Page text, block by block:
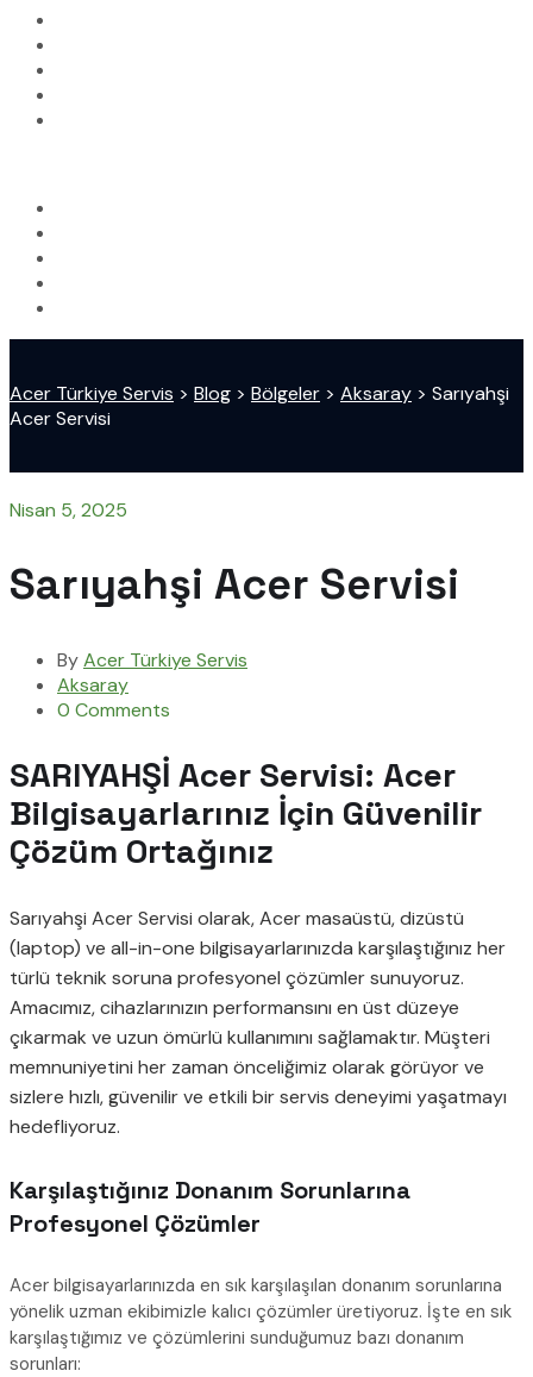
Acer Türkiye Servis > Blog > Bölgeler > Aksaray > Sarıyahşi
Acer Servisi
Nisan 5, 2025
Sarıyahşi Acer Servisi
ByAcer Türkiye Servis
Aksaray
0 Comments
SARIYAHŞİ Acer Servisi: Acer
Bilgisayarlarınız İçin Güvenilir
Çözüm Ortağınız
Sarıyahşi Acer Servisi olarak, Acer masaüstü, dizüstü
(laptop) ve all-in-one bilgisayarlarınızda karşılaştığınız her
türlü teknik soruna profesyonel çözümler sunuyoruz.
Amacımız, cihazlarınızın performansını en üst düzeye
çıkarmak ve uzun ömürlü kullanımını sağlamaktır. Müşteri
memnuniyetini her zaman önceliğimiz olarak görüyor ve
sizlere hızlı, güvenilir ve etkili bir servis deneyimi yaşatmayı
hedefliyoruz.
Karşılaştığınız Donanım Sorunlarına
Profesyonel Çözümler
Acer bilgisayarlarınızda en sık karşılaşılan donanım sorunlarına
yönelik uzman ekibimizle kalıcı çözümler üretiyoruz. İşte en sık
karşılaştığımız ve çözümlerini sunduğumuz bazı donanım
sorunları: